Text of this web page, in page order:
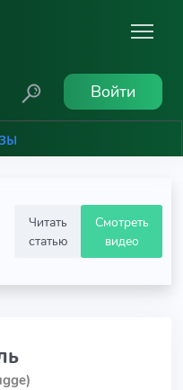
Войти
Читать
статью
Смотреть
видео